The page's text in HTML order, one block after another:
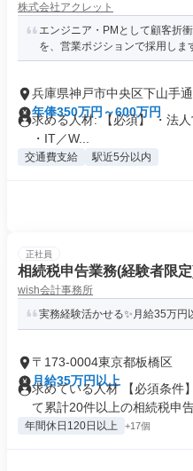
株式会社アクレット
エンジニア・PMとして顧客折
を、営業ポジションで採用しま
兵庫県神戸市中央区下山手通
年俸350万円～600万円
求める人材: 【必須】 ・法
・IT／W...
交通費支給 駅近5分以内
正社員
相続税申告業務(経験者限
wish会計事務所
実務経験活かせる✨月給35万円
〒173-0004東京都板橋区
月給35万円以上
求めている人材 【必須条件
て累計20件以上の相続税申告
年間休日120日以上 +17個